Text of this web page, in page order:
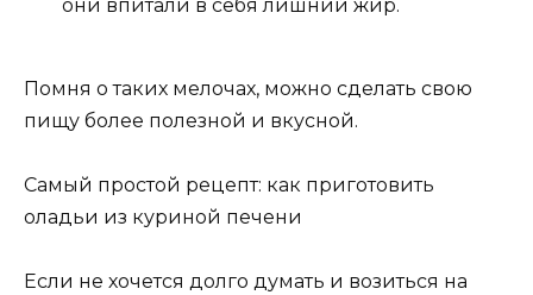
они впитали в себя лишний жир.
Помня о таких мелочах, можно сделать свою
пищу более полезной и вкусной.
Самый простой рецепт: как приготовить
оладьи из куриной печени
Если не хочется долго думать и возиться на